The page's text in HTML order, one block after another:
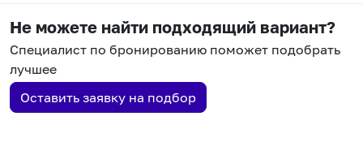
Не можете найти подходящий вариант?
Специалист по бронированию поможет подобрать
лучшее
Оставить заявку на подбор